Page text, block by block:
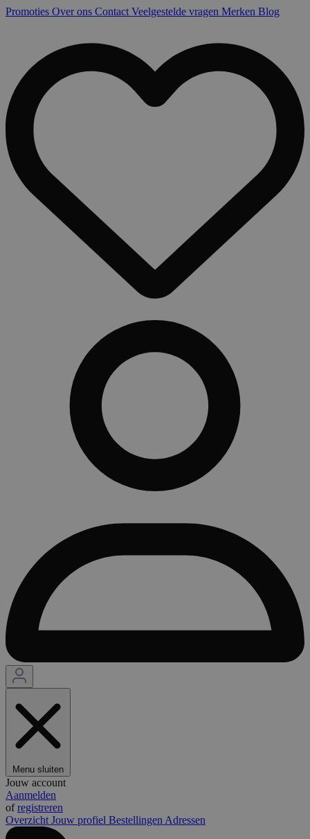
Promoties Over ons Contact Veelgestelde vragen Merken Blog
Menu sluiten
Jouw account
Aanmelden
ofregistreren
Overzicht Jouw profiel Bestellingen Adressen